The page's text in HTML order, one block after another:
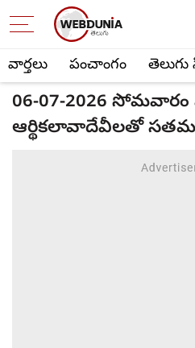
వార్తలు పంచాంగం
06-07-2026
ఆర్థికలావాదేవీలతో